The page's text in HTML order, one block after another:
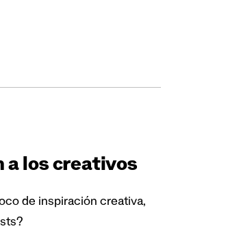
a los creativos
de inspiración creativa,